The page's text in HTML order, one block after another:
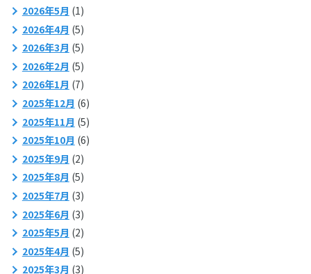
2026年5月 (1)
2026年4月 (5)
2026年3月 (5)
2026年2月 (5)
2026年1月 (7)
2025年12月 (6)
2025年11月 (5)
2025年10月 (6)
2025年9月 (2)
2025年8月 (5)
2025年7月 (3)
2025年6月 (3)
2025年5月 (2)
2025年4月 (5)
2025年3月 (3)